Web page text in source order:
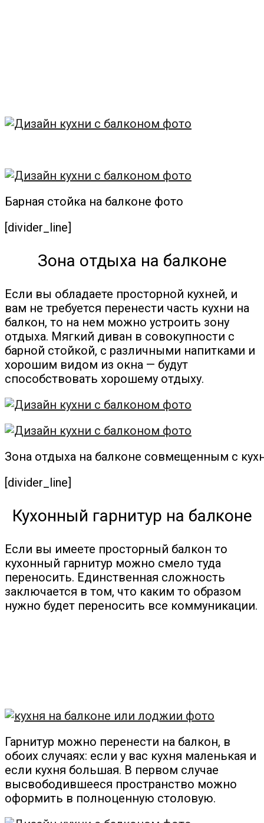
Барная стойка на балконе фото
[divider_line]
Зона отдыха на балконе
Если вы обладаете просторной кухней, и
вам не требуется перенести часть кухни на
балкон, то на нем можно устроить зону
отдыха. Мягкий диван в совокупности с
барной стойкой, с различными напитками и
хорошим видом из окна — будут
способствовать хорошему отдыху.
Зона отдыха на балконе совмещенным с
[divider_line]
Кухонный гарнитур на балконе
Если вы имеете просторный балкон то
кухонный гарнитур можно смело туда
переносить. Единственная сложность
заключается в том, что каким то образом
нужно будет переносить все коммуникации.
Гарнитур можно перенести на балкон, в
обоих случаях: если у вас кухня маленькая и
если кухня большая. В первом случае
высвободившееся пространство можно
оформить в полноценную столовую.